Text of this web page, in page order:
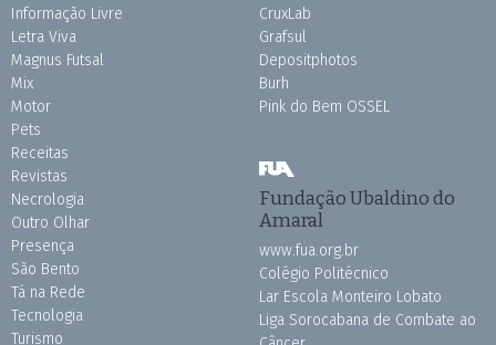
Informação Livre
Letra Viva
Magnus Futsal
Mix
Motor
Pets
Receitas
Revistas
Necrologia
Outro Olhar
Presença
São Bento
Tá na Rede
Tecnologia
Turismo
CruxLab
Grafsul
Depositphotos
Burh
Pink do Bem OSSEL
Fundação Ubaldino do
Amaral
www.fua.org.br
Colégio Politécnico
Lar Escola Monteiro Lobato
Liga Sorocabana de Combate ao